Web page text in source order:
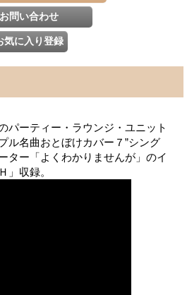
パーティー・ラウンジ・ユニット
ル名曲おとぼけカバー７”シング
ター「よくわかりませんが」のイ
」収録。